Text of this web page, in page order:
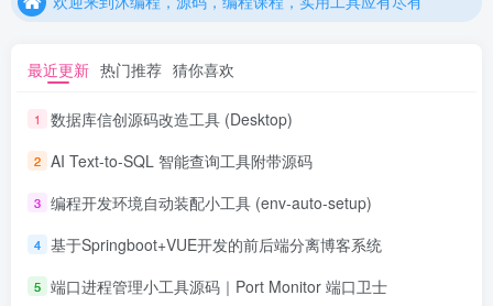
最近更新 热门推荐 猜你喜欢
1 数据库信创源码改造工具 (Desktop)
2 AI Text-to-SQL 智能查询工具附带源码
3 编程开发环境自动装配小工具 (env-auto-setup)
4 基于Springboot+VUE开发的前后端分离博客系统
5 端口进程管理小工具源码｜Port Monitor 端口卫士